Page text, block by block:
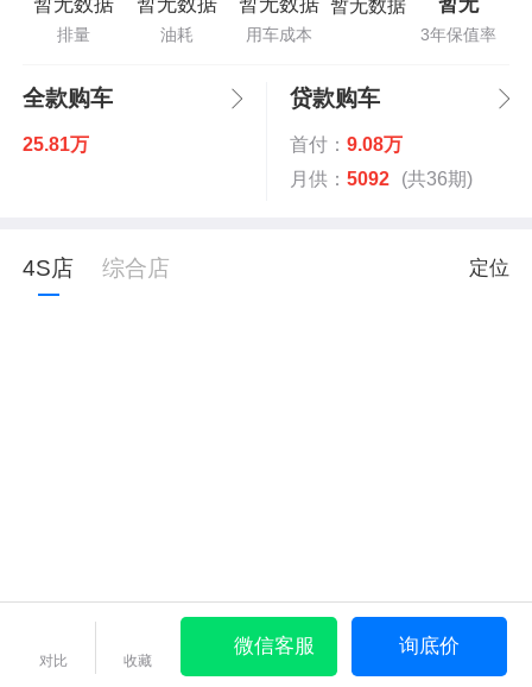
排量 油耗 用车成本
暂无数据
3年保值率
全款购车
25.81万
贷款购车
首付： 9.08万
月供： 5092 (共36期)
4S店 综合店 定位
对比 收藏
微信客服 询底价